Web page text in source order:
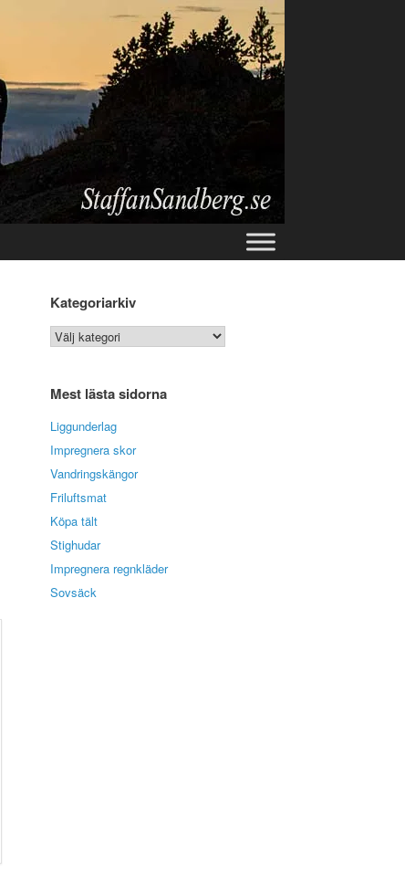
Kategoriarkiv
Kategoriarkiv
Mest lästa sidorna
Liggunderlag
Impregnera skor
Vandringskängor
Friluftsmat
Köpa tält
Stighudar
Impregnera regnkläder
Sovsäck